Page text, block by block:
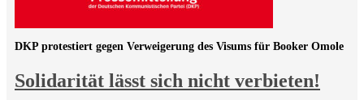
Solidarität lässt sich nicht verbieten!
DKP protestiert gegen Verweigerung des Visums für Booker Omole